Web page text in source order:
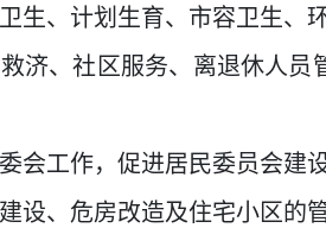
生、计划生育、市容卫生、
济、社区服务、离退休人
会工作，促进居民委员会建
设、危房改造及住宅小区的